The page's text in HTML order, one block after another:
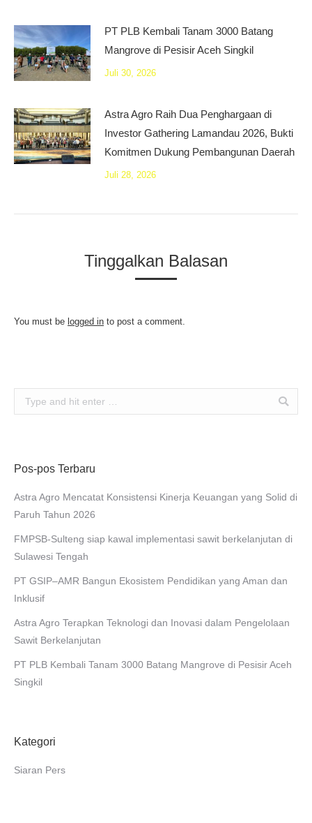
PT PLB Kembali Tanam 3000 Batang
Mangrove di Pesisir Aceh Singkil
Juli 30, 2026
Astra Agro Raih Dua Penghargaan di
Investor Gathering Lamandau 2026, Bukti
Komitmen Dukung Pembangunan Daerah
Juli 28, 2026
Tinggalkan Balasan
You must be logged in to post a comment.
Search:
Pos-pos Terbaru
Astra Agro Mencatat Konsistensi Kinerja Keuangan yang Solid di
Paruh Tahun 2026
FMPSB-Sulteng siap kawal implementasi sawit berkelanjutan di
Sulawesi Tengah
PT GSIP–AMR Bangun Ekosistem Pendidikan yang Aman dan
Inklusif
Astra Agro Terapkan Teknologi dan Inovasi dalam Pengelolaan
Sawit Berkelanjutan
PT PLB Kembali Tanam 3000 Batang Mangrove di Pesisir Aceh
Singkil
Kategori
Siaran Pers